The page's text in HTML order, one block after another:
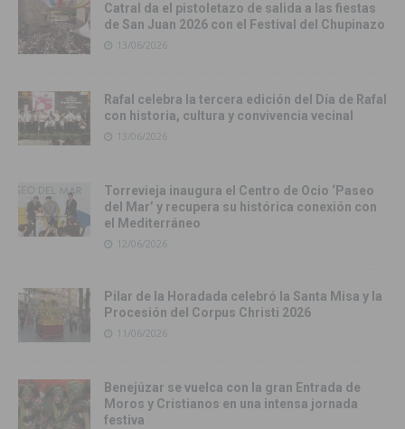
Catral da el pistoletazo de salida a las fiestas
de San Juan 2026 con el Festival del Chupinazo
13/06/2026
Rafal celebra la tercera edición del Día de Rafal
con historia, cultura y convivencia vecinal
13/06/2026
Torrevieja inaugura el Centro de Ocio ‘Paseo
del Mar’ y recupera su histórica conexión con
el Mediterráneo
12/06/2026
Pilar de la Horadada celebró la Santa Misa y la
Procesión del Corpus Christi 2026
11/06/2026
Benejúzar se vuelca con la gran Entrada de
Moros y Cristianos en una intensa jornada
festiva